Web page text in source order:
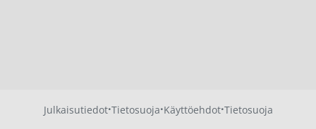
Julkaisutiedot·Tietosuoja·Käyttöehdot·Tietosuoja